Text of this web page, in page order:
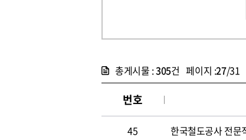
총게시물 :305건 페이지 :27/31
번호
45 한국철도공사 전문